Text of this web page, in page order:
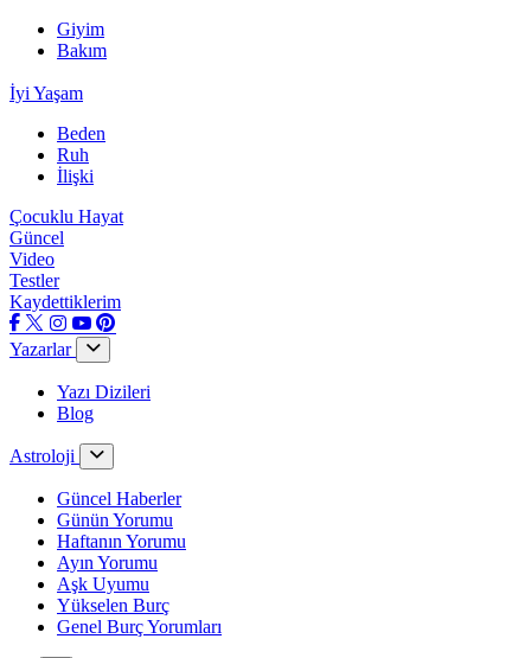
Giyim
Bakım
İyi Yaşam
Beden
Ruh
İlişki
Çocuklu Hayat
Güncel
Video
Testler
Kaydettiklerim
Yazarlar
Yazı Dizileri
Blog
Astroloji
Güncel Haberler
Günün Yorumu
Haftanın Yorumu
Ayın Yorumu
Aşk Uyumu
Yükselen Burç
Genel Burç Yorumları